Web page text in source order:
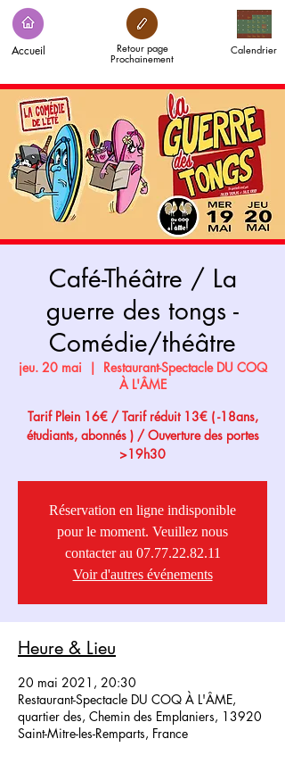
Accueil Calendrier
Retour page
Prochainement
Café-Théâtre / La
guerre des tongs -
Comédie/théâtre
jeu. 20 mai
  |
Restaurant-Spectacle DU COQ
À L'ÂME
Tarif Plein 16€ / Tarif réduit 13€ ( -18ans,
étudiants, abonnés ) / Ouverture des portes
>19h30
Réservation en ligne indisponible
pour le moment. Veuillez nous
contacter au 07.77.22.82.11
Voir d'autres événements
Heure & Lieu
20 mai 2021, 20:30
Restaurant-Spectacle DU COQ À L'ÂME,
quartier des, Chemin des Emplaniers, 13920
Saint-Mitre-les-Remparts, France